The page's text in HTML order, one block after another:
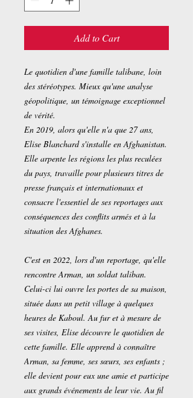
Add to Cart
Le quotidien d'une famille talibane, loin
des stéréotypes. Mieux qu'une analyse
géopolitique, un témoignage exceptionnel
de vérité.
En 2019, alors qu'elle n'a que 27 ans,
Elise Blanchard s'installe en Afghanistan.
Elle arpente les régions les plus reculées
du pays, travaille pour plusieurs titres de
presse français et internationaux et
consacre l'essentiel de ses reportages aux
conséquences des conflits armés et à la
situation des Afghanes.
C'est en 2022, lors d'un reportage, qu'elle
rencontre Arman, un soldat taliban.
Celui-ci lui ouvre les portes de sa maison,
située dans un petit village à quelques
heures de Kaboul. Au fur et à mesure de
ses visites, Elise découvre le quotidien de
cette famille. Elle apprend à connaître
Arman, sa femme, ses sœurs, ses enfants ;
elle devient pour eux une amie et participe
aux grands événements de leur vie. Au fil